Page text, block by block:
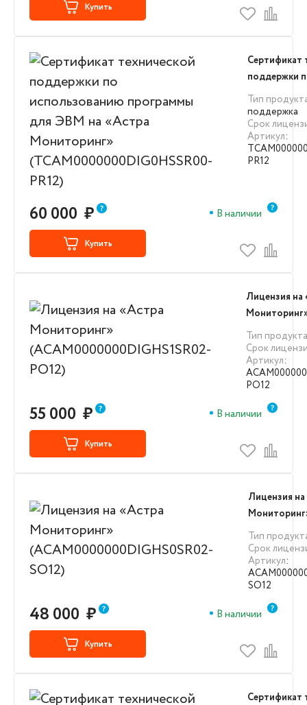
Купить
Сертификат
поддержки
для ЭВМ на
PR12)
Тип
поддержка
Срок
Артикул:
PR12
60 000 ₽ В наличии
Купить
Лицензия на
PO12)
Тип продукта
Срок
Артикул:
PO12
55 000 ₽ В наличии
Купить
Лицензия
SO12)
Тип
Срок
Артикул:
SO12
48 000 ₽ В наличии
Купить
Сертификат